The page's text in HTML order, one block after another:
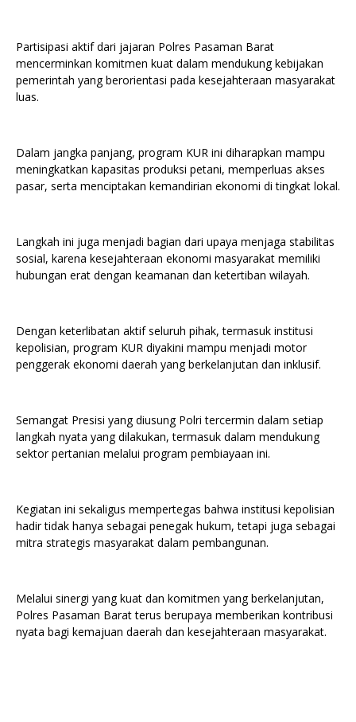
Partisipasi aktif dari jajaran Polres Pasaman Barat
mencerminkan komitmen kuat dalam mendukung kebijakan
pemerintah yang berorientasi pada kesejahteraan masyarakat
luas.
Dalam jangka panjang, program KUR ini diharapkan mampu
meningkatkan kapasitas produksi petani, memperluas akses
pasar, serta menciptakan kemandirian ekonomi di tingkat lokal.
Langkah ini juga menjadi bagian dari upaya menjaga stabilitas
sosial, karena kesejahteraan ekonomi masyarakat memiliki
hubungan erat dengan keamanan dan ketertiban wilayah.
Dengan keterlibatan aktif seluruh pihak, termasuk institusi
kepolisian, program KUR diyakini mampu menjadi motor
penggerak ekonomi daerah yang berkelanjutan dan inklusif.
Semangat Presisi yang diusung Polri tercermin dalam setiap
langkah nyata yang dilakukan, termasuk dalam mendukung
sektor pertanian melalui program pembiayaan ini.
Kegiatan ini sekaligus mempertegas bahwa institusi kepolisian
hadir tidak hanya sebagai penegak hukum, tetapi juga sebagai
mitra strategis masyarakat dalam pembangunan.
Melalui sinergi yang kuat dan komitmen yang berkelanjutan,
Polres Pasaman Barat terus berupaya memberikan kontribusi
nyata bagi kemajuan daerah dan kesejahteraan masyarakat.